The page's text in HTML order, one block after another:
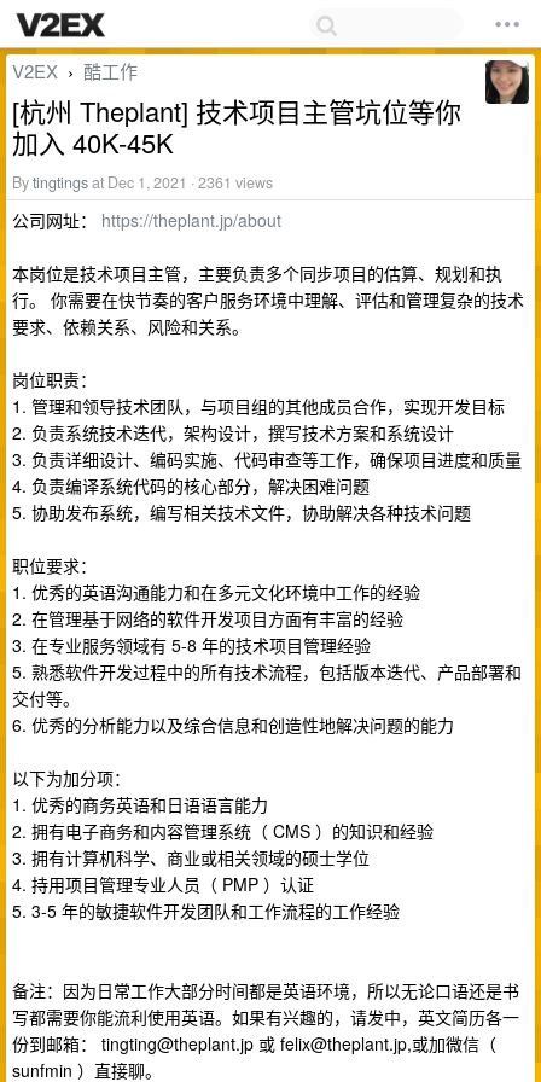
V2EX › 酷工作
[杭州 Theplant] 技术项目主管坑位等你
加入 40K-45K
Bytingtingsat Dec 1, 2021 · 2361 views
公司网址： https://theplant.jp/about
本岗位是技术项目主管，主要负责多个同步项目的估算、规划和执
行。 你需要在快节奏的客户服务环境中理解、评估和管理复杂的技术
要求、依赖关系、风险和关系。
岗位职责：
1. 管理和领导技术团队，与项目组的其他成员合作，实现开发目标
2. 负责系统技术迭代，架构设计，撰写技术方案和系统设计
3. 负责详细设计、编码实施、代码审查等工作，确保项目进度和质量
4. 负责编译系统代码的核心部分，解决困难问题
5. 协助发布系统，编写相关技术文件，协助解决各种技术问题
职位要求：
1. 优秀的英语沟通能力和在多元文化环境中工作的经验
2. 在管理基于网络的软件开发项目方面有丰富的经验
3. 在专业服务领域有 5-8 年的技术项目管理经验
5. 熟悉软件开发过程中的所有技术流程，包括版本迭代、产品部署和
交付等。
6. 优秀的分析能力以及综合信息和创造性地解决问题的能力
以下为加分项：
1. 优秀的商务英语和日语语言能力
2. 拥有电子商务和内容管理系统（ CMS ）的知识和经验
3. 拥有计算机科学、商业或相关领域的硕士学位
4. 持用项目管理专业人员（ PMP ）认证
5. 3-5 年的敏捷软件开发团队和工作流程的工作经验
备注：因为日常工作大部分时间都是英语环境，所以无论口语还是书
写都需要你能流利使用英语。如果有兴趣的，请发中，英文简历各一
份到邮箱： tingting@theplant.jp 或 felix@theplant.jp,或加微信（
sunfmin ）直接聊。